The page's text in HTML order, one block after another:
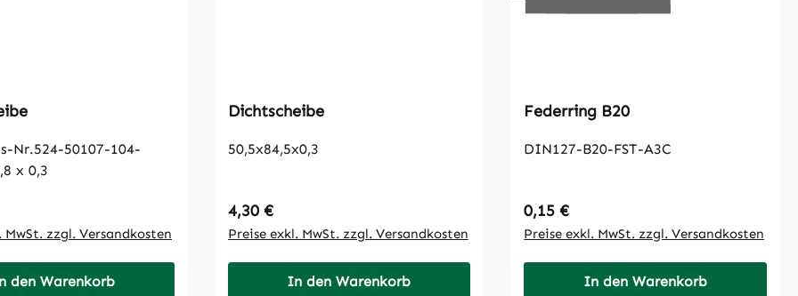
Nr.524-50107-104-
x 0,3
MwSt. zzgl. Versandkosten
den Warenkorb
Dichtscheibe
50,5x84,5x0,3
Regulärer Preis:
4,30 €
Preise exkl. MwSt. zzgl. Versandkosten
In den Warenkorb
Federring B20
DIN127-B20-FST-A3C
Regulärer Preis:
0,15 €
Preise exkl. MwSt. zzgl. Versandkosten
In den Warenkorb